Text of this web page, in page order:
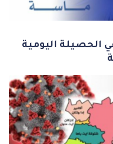
في الحصيلة اليومية